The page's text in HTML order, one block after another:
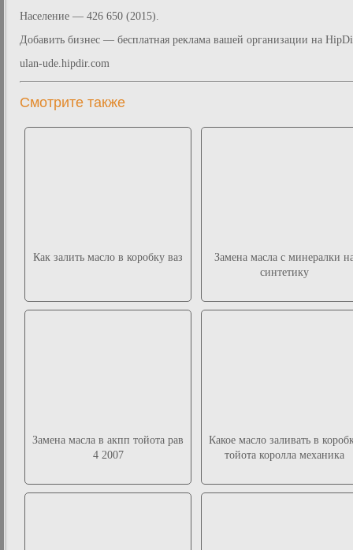
Население — 426 650 (2015).
Добавить бизнес — бесплатная реклама вашей организации на
ulan-ude.hipdir.com
Смотрите также
Как залить масло в коробку ваз
Замена масла с минералки
синтетику
Замена масла в акпп тойота рав
4 2007
Какое масло заливать в
тойота королла механика